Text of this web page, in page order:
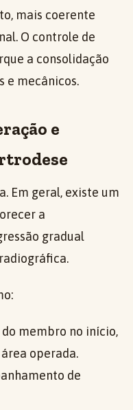
mais coerente
O controle de
a consolidação
e mecânicos.
e
Em geral, existe um
a
gradual
membro no início,
operada.
de